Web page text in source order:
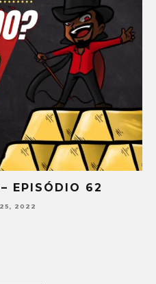
EPISÓDIO 62
25, 2022